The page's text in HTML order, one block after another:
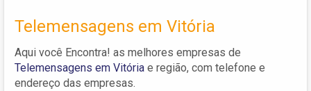
Telemensagens em Vitória
Aqui você Encontra! as melhores empresas de
Telemensagens em Vitória e região, com telefone e
endereço das empresas.